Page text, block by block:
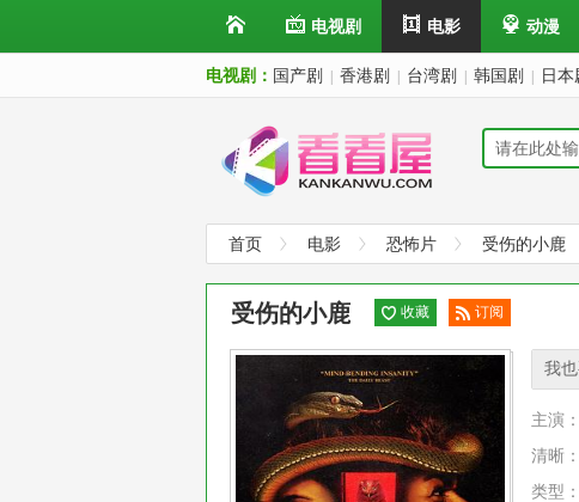
电视剧 电影 动漫
电视剧： 国产剧 香港剧 台湾剧 韩国剧 日本
首页 电影 恐怖片 受伤的小鹿
受伤的小鹿 收藏
订阅
我
主演：
清晰：
类型：